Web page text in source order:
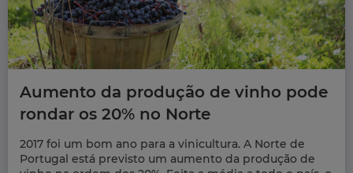
Aumento da produção de vinho pode
rondar os 20% no Norte
2017 foi um bom ano para a vinicultura. A Norte de
Portugal está previsto um aumento da produção de